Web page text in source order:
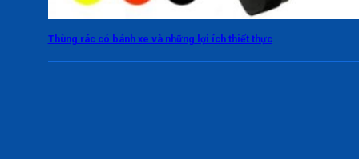
Thùng rác có bánh xe và những lợi ích thiết thực